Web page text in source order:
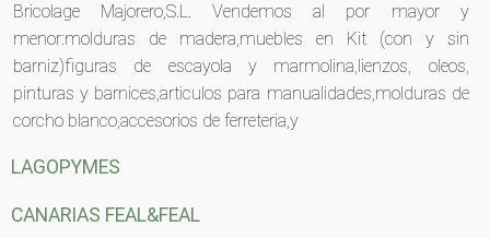
Bricolage Majorero,S.L. Vendemos al por mayor y
menor:molduras de madera,muebles en Kit (con y sin
barniz)figuras de escayola y marmolina,lienzos, oleos,
pinturas y barnices,articulos para manualidades,molduras de
corcho blanco,accesorios de ferreteria,y
LAGOPYMES
CANARIAS FEAL&FEAL